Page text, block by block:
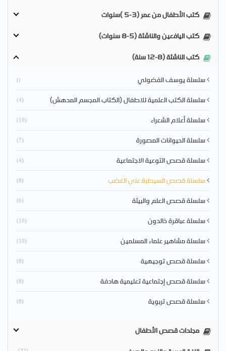
كتب الأطفال من عمر (3-5 )سنوات
كتب اليافعين والناشئة (5-8 سنوات)
كتب الناشئة (8-12 سنة)
سلسلة يوسف الفضولي ()
سلسلة الكتب العلمية للاطفال (الكتاب المجسم المدهش) (4)
سلسلة أعلام الشعراء (10)
سلسلة الحيوانات المصورة (7)
سلسلة قصص التوعية الاجتماعية (4)
سلسلة قصص السيطرة على الغضب (8)
سلسلة قصص العلم والبيئة (6)
سلسلة عباقرة خالدون (10)
سلسلة مشاهير علماء المسلمين (10)
سلسلة قصص توجيهية (8)
سلسلة قصص إجتماعية تعليمية هادفة (8)
سلسلة قصص تربوية (8)
مجلدات قصص الأطفال